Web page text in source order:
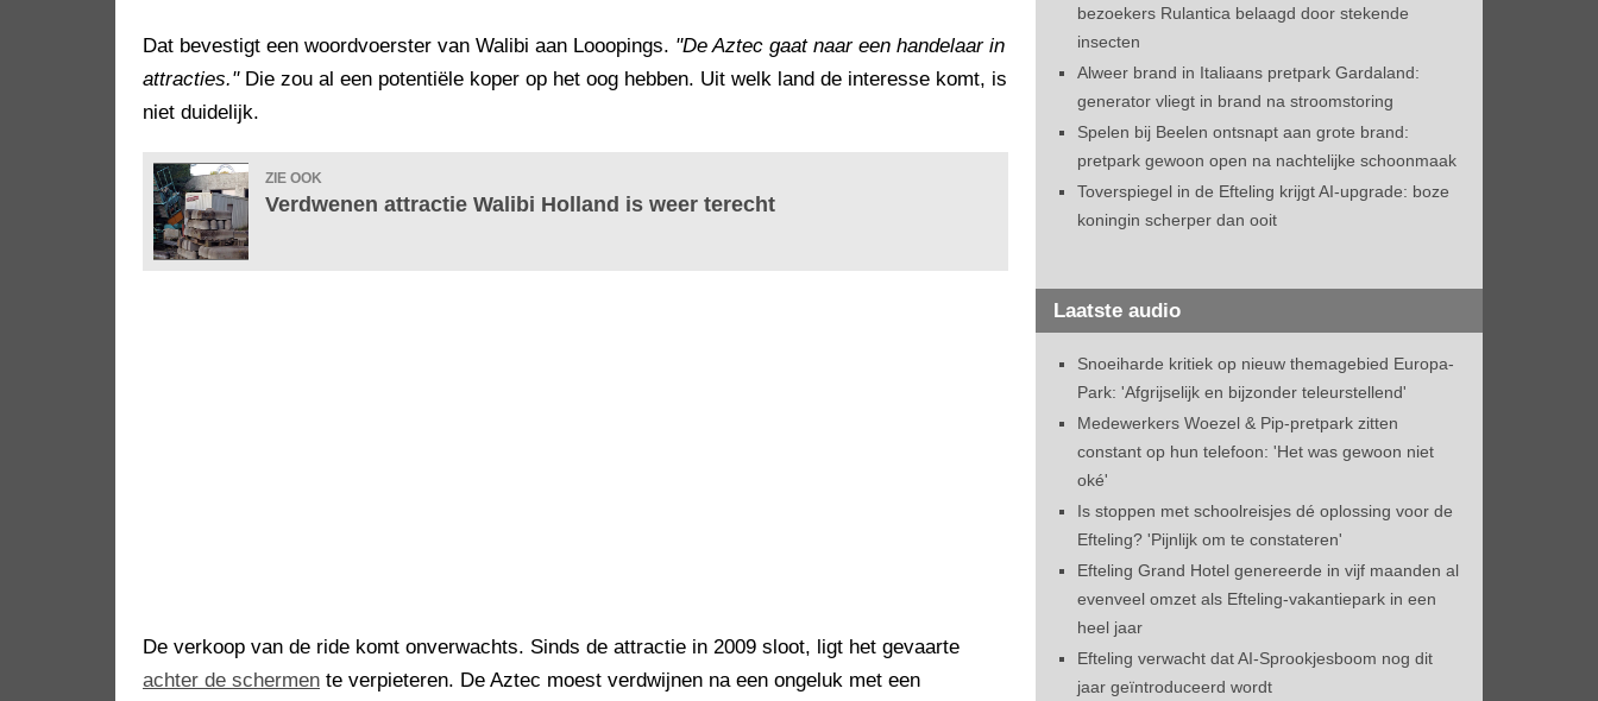
Dat bevestigt een woordvoerster van Walibi aan Looopings. "De Aztec gaat naar een handelaar in
attracties."Die zou al een potentiële koper op het oog hebben. Uit welk land de interesse komt, is
niet duidelijk.
ZIE OOK
Verdwenen attractie Walibi Holland is weer terecht
De verkoop van de ride komt onverwachts. Sinds de attractie in 2009 sloot, ligt het gevaarte
achter de schermen te verpieteren. De Aztec moest verdwijnen na een ongeluk met een
bezoekers Rulantica belaagd door stekende
insecten
Alweer brand in Italiaans pretpark Gardaland:
generator vliegt in brand na stroomstoring
Spelen bij Beelen ontsnapt aan grote brand:
pretpark gewoon open na nachtelijke schoonmaak
Toverspiegel in de Efteling krijgt AI-upgrade: boze
koningin scherper dan ooit
Laatste audio
Snoeiharde kritiek op nieuw themagebied Europa-
Park: 'Afgrijselijk en bijzonder teleurstellend'
Medewerkers Woezel & Pip-pretpark zitten
constant op hun telefoon: 'Het was gewoon niet
oké'
Is stoppen met schoolreisjes dé oplossing voor de
Efteling? 'Pijnlijk om te constateren'
Efteling Grand Hotel genereerde in vijf maanden al
evenveel omzet als Efteling-vakantiepark in een
heel jaar
Efteling verwacht dat AI-Sprookjesboom nog dit
jaar geïntroduceerd wordt